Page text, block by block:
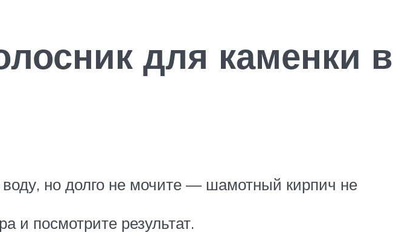
для каменки в
воду, но долго не мочите — шамотный кирпич не
и посмотрите результат.